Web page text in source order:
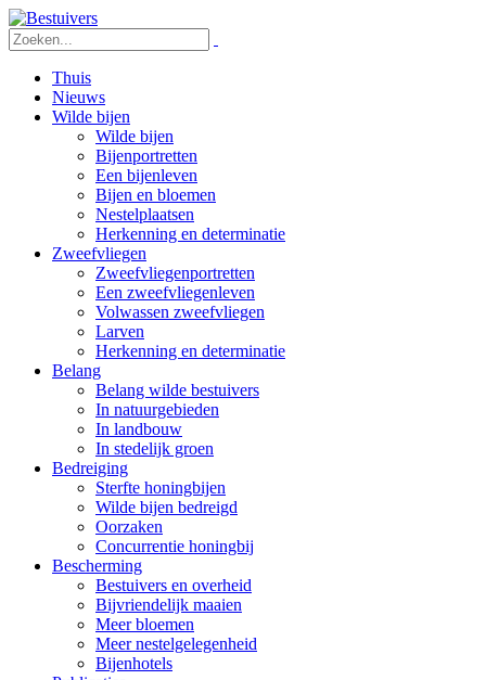
Thuis
Nieuws
Wilde bijen
Wilde bijen
Bijenportretten
Een bijenleven
Bijen en bloemen
Nestelplaatsen
Herkenning en determinatie
Zweefvliegen
Zweefvliegenportretten
Een zweefvliegenleven
Volwassen zweefvliegen
Larven
Herkenning en determinatie
Belang
Belang wilde bestuivers
In natuurgebieden
In landbouw
In stedelijk groen
Bedreiging
Sterfte honingbijen
Wilde bijen bedreigd
Oorzaken
Concurrentie honingbij
Bescherming
Bestuivers en overheid
Bijvriendelijk maaien
Meer bloemen
Meer nestelgelegenheid
Bijenhotels